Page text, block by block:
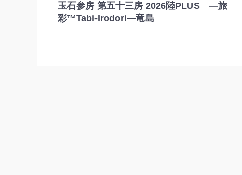
玉石参房 第五十三房 2026陸PLUS ―旅
彩™Tabi-Irodori―竜島